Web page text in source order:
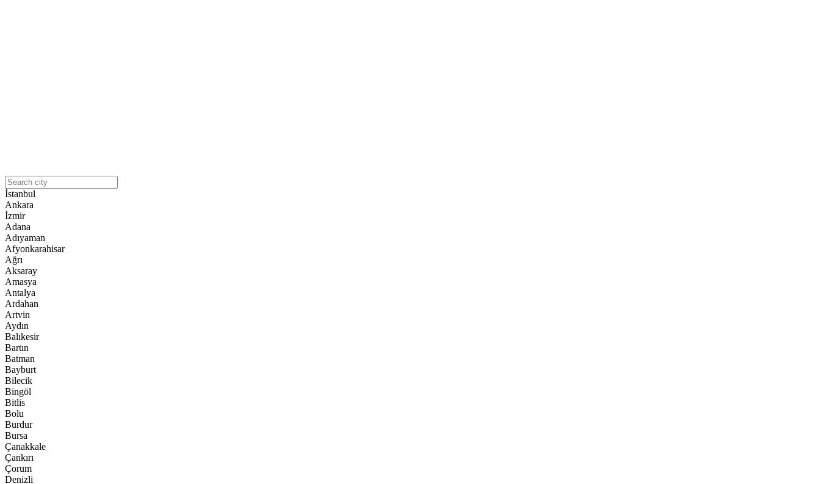
İstanbul
Ankara
İzmir
Adana
Adıyaman
Afyonkarahisar
Ağrı
Aksaray
Amasya
Antalya
Ardahan
Artvin
Aydın
Balıkesir
Bartın
Batman
Bayburt
Bilecik
Bingöl
Bitlis
Bolu
Burdur
Bursa
Çanakkale
Çankırı
Çorum
Denizli